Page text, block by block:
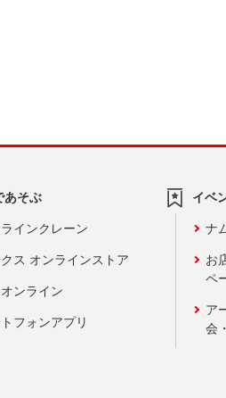
あそぶ
インクレーン
ス オンラインストア
ンライン
フォンアプリ
イベ
ナ
お
ペ
ア
会